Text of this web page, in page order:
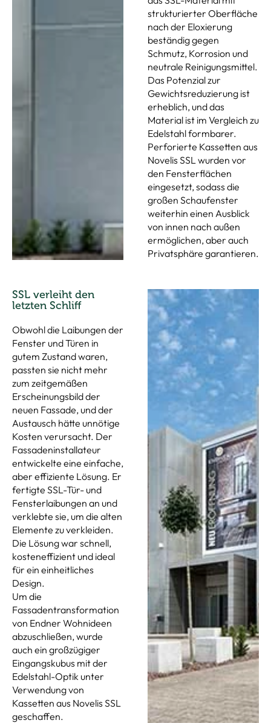
strukturierter Oberfläche
nach der Eloxierung
beständig gegen
Schmutz, Korrosion und
neutrale Reinigungsmittel.
Das Potenzial zur
Gewichtsreduzierung ist
erheblich, und das
Material ist im Vergleich zu
Edelstahl formbarer.
Perforierte Kassetten aus
Novelis SSL wurden vor
den Fensterflächen
eingesetzt, sodass die
großen Schaufenster
weiterhin einen Ausblick
von innen nach außen
ermöglichen, aber auch
Privatsphäre garantieren.
SSL verleiht den
letzten Schliff
Obwohl die Laibungen der
Fenster und Türen in
gutem Zustand waren,
passten sie nicht mehr
zum zeitgemäßen
Erscheinungsbild der
neuen Fassade, und der
Austausch hätte unnötige
Kosten verursacht. Der
Fassadeninstallateur
entwickelte eine einfache,
aber effiziente Lösung. Er
fertigte SSL-Tür- und
Fensterlaibungen an und
verklebte sie, um die alten
Elemente zu verkleiden.
Die Lösung war schnell,
kosteneffizient und ideal
für ein einheitliches
Design.
Um die
Fassadentransformation
von Endner Wohnideen
abzuschließen, wurde
auch ein großzügiger
Eingangskubus mit der
Edelstahl-Optik unter
Verwendung von
Kassetten aus Novelis SSL
geschaffen.